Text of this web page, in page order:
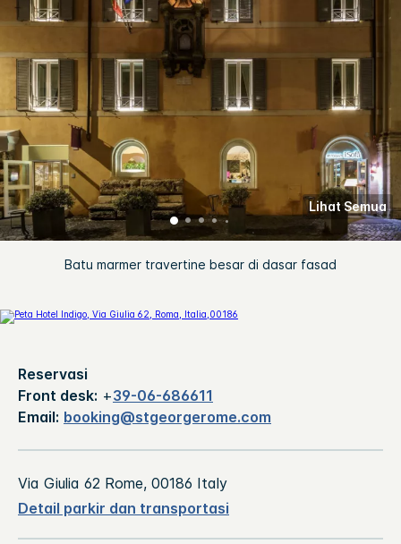
Batu marmer travertine besar di dasar fasad
Lihat Semua
Reservasi
Front desk: +39-06-686611
Email: booking@stgeorgerome.com
Via Giulia 62 Rome, 00186 Italy
Detail parkir dan transportasi